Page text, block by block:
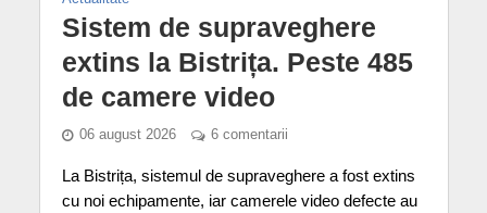
Sistem de supraveghere
extins la Bistrița. Peste 485
de camere video
06 august 2026 6 comentarii
La Bistrița, sistemul de supraveghere a fost extins
cu noi echipamente, iar camerele video defecte au